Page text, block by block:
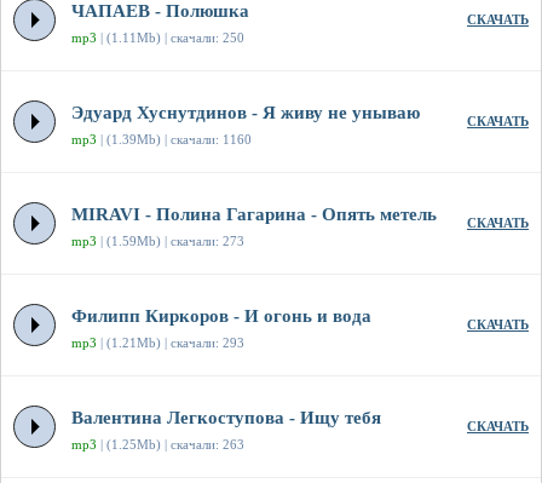
ЧАПАЕВ - Полюшка
mp3 | (1.11Mb) | скачали: 250
СКАЧАТЬ
Эдуард Хуснутдинов - Я живу не унываю
mp3 | (1.39Mb) | скачали: 1160
СКАЧАТЬ
MIRAVI - Полина Гагарина - Опять метель
mp3 | (1.59Mb) | скачали: 273
СКАЧАТЬ
Филипп Киркоров - И огонь и вода
mp3 | (1.21Mb) | скачали: 293
СКАЧАТЬ
Валентина Легкоступова - Ищу тебя
mp3 | (1.25Mb) | скачали: 263
СКАЧАТЬ